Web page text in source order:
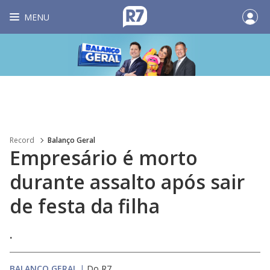
MENU
Record Balanço Geral
Empresário é morto
durante assalto após sair
de festa da filha
.